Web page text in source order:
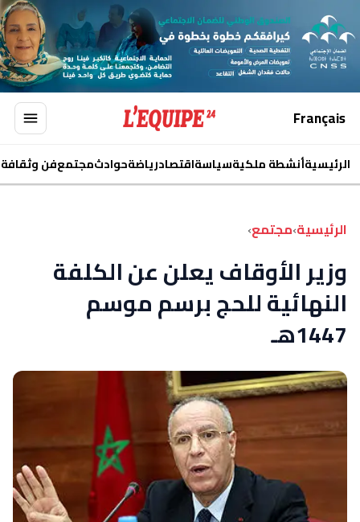
Français
الرئيسيةأنشطة ملكيةسياسةاقتصادرياضةحوادثمجتمعفن وثقافة
الرئيسية›مجتمع›
وزير الأوقاف يعلن عن الكلفة
النهائية للحج برسم موسم
1447هـ